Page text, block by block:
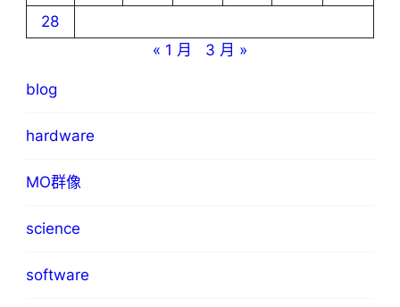
28
« 1 月
3 月 »
blog
hardware
MO群像
science
software